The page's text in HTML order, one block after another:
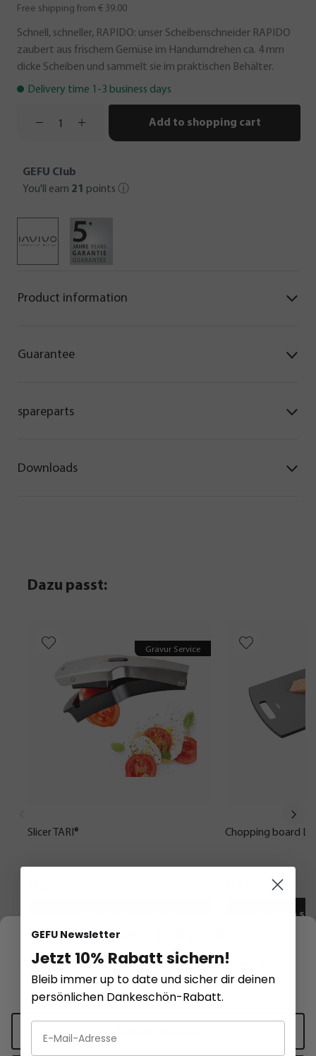
Free shipping from € 39.00
Schnell, schneller, RAPIDO: unser Scheibenschneider RAPIDO
zaubert aus frischem Gemüse im Handumdrehen ca. 4 mm
dicke Scheiben und sammelt sie im praktischen Behälter.
Delivery time 1-3 business days
Add to shopping cart
GEFU Club
You'll earn 21 points ⓘ
Product information
Guarantee
spareparts
Downloads
Dazu passt:
Gravur Service
Slicer TARI® Chopping board
Add to
We respect your privacy
This website uses cookies for functionality and personalized
advertising.More information.
GEFU Newsletter
Jetzt 10% Rabatt sichern!
Bleib immer up to date und sicher dir deinen
persönlichen Dankeschön-Rabatt.